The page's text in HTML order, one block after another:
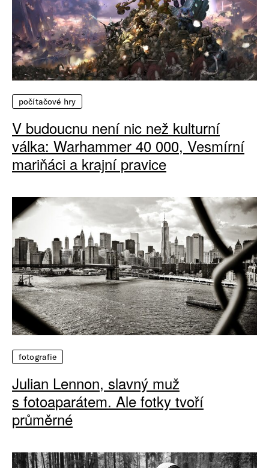
počítačové hry
V budoucnu není nic než kulturní
válka: Warhammer 40 000, Vesmírní
mariňáci a krajní pravice
fotografie
Julian Lennon, slavný muž
s fotoaparátem. Ale fotky tvoří
průměrné